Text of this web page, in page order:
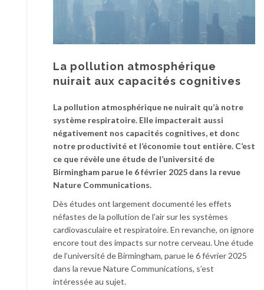
La pollution atmosphérique
nuirait aux capacités cognitives
La pollution atmosphérique ne nuirait qu’à notre
système respiratoire. Elle impacterait aussi
négativement nos capacités cognitives, et donc
notre productivité et l’économie tout entière. C’est
ce que révèle une étude de l’université de
Birmingham parue le 6 février 2025 dans la revue
Nature Communications.
Dès études ont largement documenté les effets
néfastes de la pollution de l’air sur les systèmes
cardiovasculaire et respiratoire. En revanche, on ignore
encore tout des impacts sur notre cerveau. Une étude
de l’université de Birmingham, parue le 6 février 2025
dans la revue Nature Communications, s’est
intéressée au sujet.